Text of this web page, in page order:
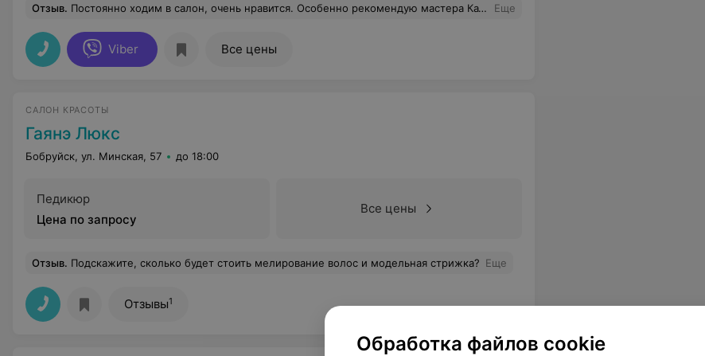
Отзыв. Постоянно ходим в салон, очень нравится. Особенно рекомендую мастера Катерину, стрижки у нее супер Еще
Viber Все цены
САЛОН КРАСОТЫ
Гаянэ Люкс
Бобруйск, ул. Минская, 57 до 18:00
Педикюр
Цена по запросу
Все цены
Отзыв. Подскажите, сколько будет стоить мелирование волос и модельная стрижка? Еще
Отзывы1
Обработка файлов cookie